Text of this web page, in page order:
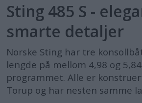
Sting 485 S -
smarte detaljer
Norske Sting har tre
lengde på mellom 4,98 og
programmet. Alle er
Torup og har nesten samme